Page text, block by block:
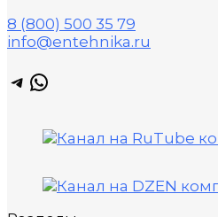
8 (800) 500 35 79
info@entehnika.ru
Telegram
WhatsApp